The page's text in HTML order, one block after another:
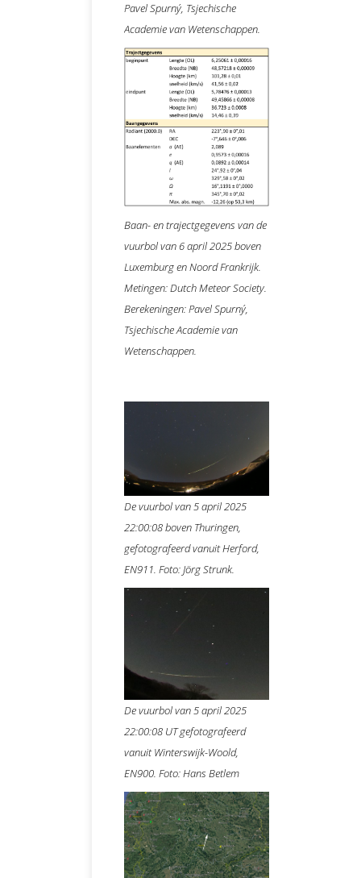
Pavel Spurný, Tsjechische
Academie van Wetenschappen.
Baan- en trajectgegevens van de
vuurbol van 6 april 2025 boven
Luxemburg en Noord Frankrijk.
Metingen: Dutch Meteor Society.
Berekeningen: Pavel Spurný,
Tsjechische Academie van
Wetenschappen.
De vuurbol van 5 april 2025
22:00:08 boven Thuringen,
gefotografeerd vanuit Herford,
EN911. Foto: Jörg Strunk.
De vuurbol van 5 april 2025
22:00:08 UT gefotografeerd
vanuit Winterswijk-Woold,
EN900. Foto: Hans Betlem